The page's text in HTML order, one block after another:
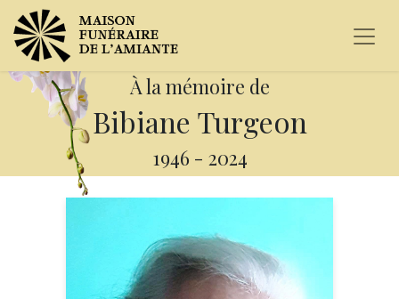
À la mémoire de
Bibiane Turgeon
1946 - 2024